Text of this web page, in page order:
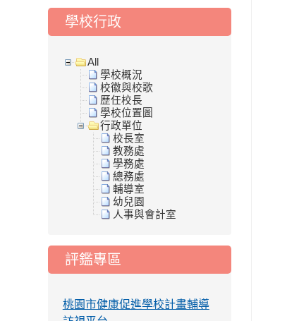
學校行政
All
學校概況
校徽與校歌
歷任校長
學校位置圖
行政單位
校長室
教務處
學務處
總務處
輔導室
幼兒園
人事與會計室
評鑑專區
桃園市健康促進學校計畫輔導